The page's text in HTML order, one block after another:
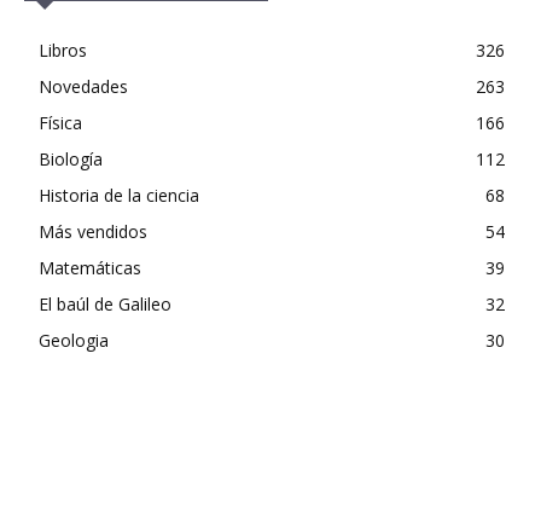
Libros
326
Novedades
263
Física
166
Biología
112
Historia de la ciencia
68
Más vendidos
54
Matemáticas
39
El baúl de Galileo
32
Geologia
30